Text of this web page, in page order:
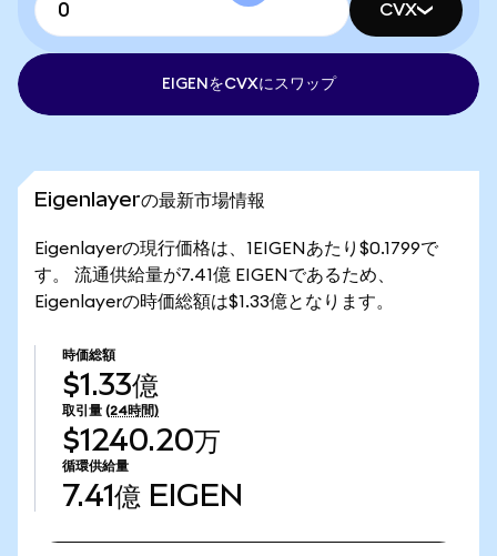
CVX
EIGENをCVXにスワップ
Eigenlayerの最新市場情報
Eigenlayerの現行価格は、1EIGENあたり$0.1799で
す。 流通供給量が7.41億 EIGENであるため、
Eigenlayerの時価総額は$1.33億となります。
時価総額
$1.33億
取引量 (24時間)
$1240.20万
循環供給量
7.41億 EIGEN